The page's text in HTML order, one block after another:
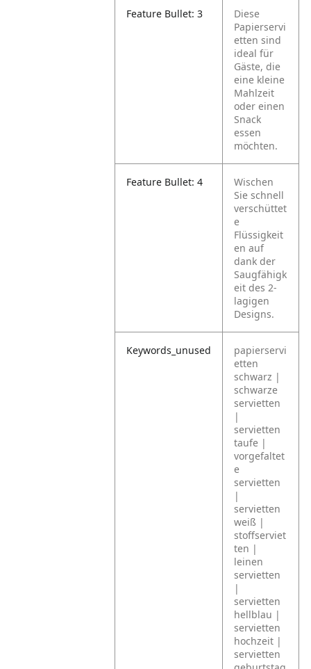
Feature Bullet: 3
Diese
Papierservi
etten sind
ideal für
Gäste, die
eine kleine
Mahlzeit
oder einen
Snack
essen
möchten.
Feature Bullet: 4
Wischen
Sie schnell
verschüttet
e
Flüssigkeit
en auf
dank der
Saugfähigk
eit des 2-
lagigen
Designs.
Keywords_unused
papierservi
etten
schwarz |
schwarze
servietten
|
servietten
taufe |
vorgefaltet
e
servietten
|
servietten
weiß |
stoffserviet
ten |
leinen
servietten
|
servietten
hellblau |
servietten
hochzeit |
servietten